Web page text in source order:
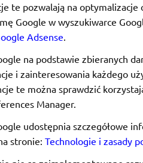
te pozwalają na
Google w wyszukiwarce
Adsense.
na podstawie zbieranych
i zainteresowania każdego
te można sprawdzić
Manager.
udostępnia szczegółowe
stronie: Technologie i zasady